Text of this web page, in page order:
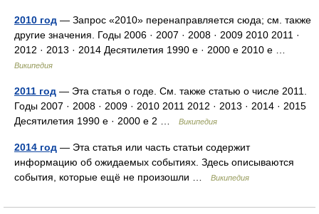
2010 год — Запрос «2010» перенаправляется сюда; см. также
другие значения. Годы 2006 · 2007 · 2008 · 2009 2010 2011 ·
2012 · 2013 · 2014 Десятилетия 1990 е · 2000 е 2010 е …
Википедия
2011 год — Эта статья о годе. См. также статью о числе 2011.
Годы 2007 · 2008 · 2009 · 2010 2011 2012 · 2013 · 2014 · 2015
Десятилетия 1990 е · 2000 е 2 …
Википедия
2014 год — Эта статья или часть статьи содержит
информацию об ожидаемых событиях. Здесь описываются
события, которые ещё не произошли …
Википедия